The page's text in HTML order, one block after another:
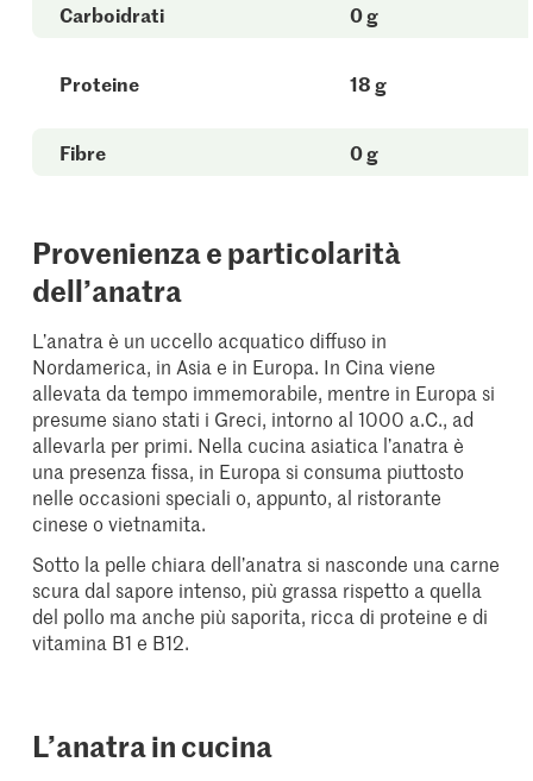
Carboidrati 0 g
Proteine 18 g
Fibre 0 g
Provenienza e particolarità
dell’anatra
L’anatra è un uccello acquatico diffuso in
Nordamerica, in Asia e in Europa. In Cina viene
allevata da tempo immemorabile, mentre in Europa si
presume siano stati i Greci, intorno al 1000 a.C., ad
allevarla per primi. Nella cucina asiatica l’anatra è
una presenza fissa, in Europa si consuma piuttosto
nelle occasioni speciali o, appunto, al ristorante
cinese o vietnamita.
Sotto la pelle chiara dell’anatra si nasconde una carne
scura dal sapore intenso, più grassa rispetto a quella
del pollo ma anche più saporita, ricca di proteine e di
vitamina B1 e B12.
L’anatra in cucina